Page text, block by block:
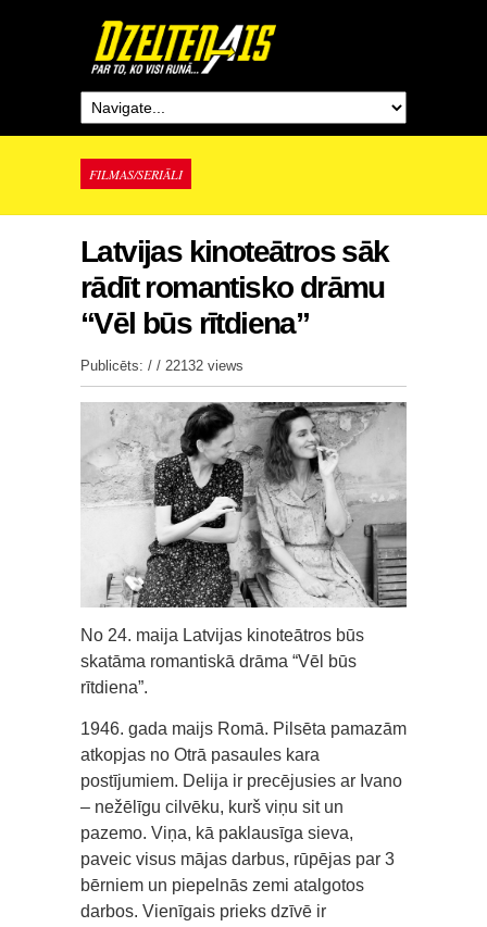
FILMAS/SERIĀLI
Latvijas kinoteātros sāk
rādīt romantisko drāmu
“Vēl būs rītdiena”
Publicēts: / / 22132 views
No 24. maija Latvijas kinoteātros būs
skatāma romantiskā drāma “Vēl būs
rītdiena”.
1946. gada maijs Romā. Pilsēta pamazām
atkopjas no Otrā pasaules kara
postījumiem. Delija ir precējusies ar Ivano
– nežēlīgu cilvēku, kurš viņu sit un
pazemo. Viņa, kā paklausīga sieva,
paveic visus mājas darbus, rūpējas par 3
bērniem un piepelnās zemi atalgotos
darbos. Vienīgais prieks dzīvē ir